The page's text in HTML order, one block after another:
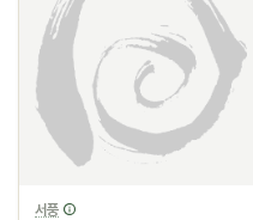
서풍